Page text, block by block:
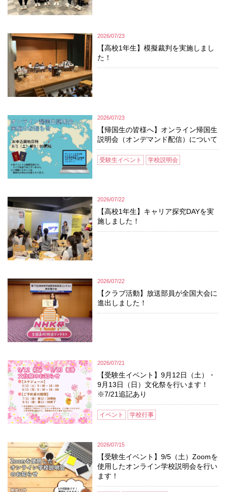
2026/07/23
【高校1年生】模擬裁判を実施しまし
た！
2026/07/23
【帰国生の皆様へ】オンライン帰国生
説明会（オンデマンド配信）について
受験生イベント 学校説明会
2026/07/22
【高校1年生】キャリア探究DAYを実
施しました！
2026/07/22
【クラブ活動】放送部員が全国大会に
進出しました！
2026/07/21
【受験生イベント】9月12日（土）・
9月13日（日）文化祭を行います！
※7/21追記あり
イベント 学校行事
2026/07/15
【受験生イベント】9/5（土）Zoomを
使用したオンライン学校説明会を行い
ます！